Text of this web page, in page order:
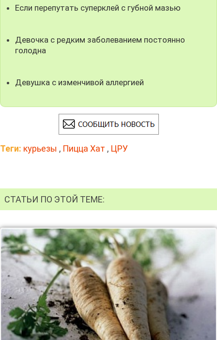
Если перепутать суперклей с губной мазью
Девочка с редким заболеванием постоянно
голодна
Девушка с изменчивой аллергией
Теги: курьезы , Пицца Хат , ЦРУ
СТАТЬИ ПО ЭТОЙ ТЕМЕ: